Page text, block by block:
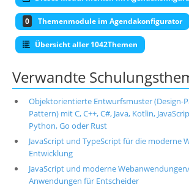
0 Themenmodule im Agendakonfigurator
Übersicht aller 1042Themen
Verwandte
Objektorientierte Entwurfsmuster (Design-
Pattern) mit C, C++, C#, Java, Kotlin,
Python, Go oder Rust
JavaScript und TypeScript für die moderne
Entwicklung
JavaScript und moderne
Anwendungen für Entscheider